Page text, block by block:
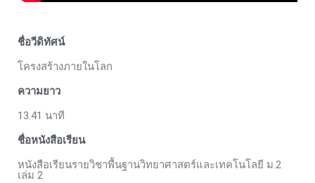
ชื่อวีดิทัศน์
โครงสร้างภายในโลก
ความยาว
13.41 นาที
ชื่อหนังสือเรียน
หนังสือเรียนรายวิชาพื้นฐานวิทยาศาสตร์และเทคโนโลยี ม.2
เล่ม 2